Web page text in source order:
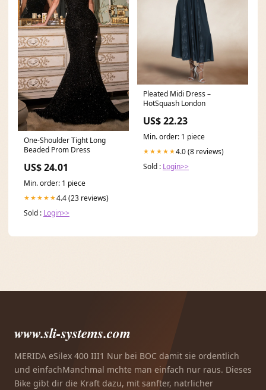
One-Shoulder Tight Long
Beaded Prom Dress
US$ 24.01
Min. order: 1 piece
★★★★★4.4 (23 reviews)
Sold : Login>>
Pleated Midi Dress –
HotSquash London
US$ 22.23
Min. order: 1 piece
★★★★★4.0 (8 reviews)
Sold : Login>>
www.sli-systems.com
MERIDA eSilex 400 III1 Nur bei BOC damit sie ordentlich
und einfachManchmal mchte man einfach nur raus. Dieses
Bike gibt dir die Kraft dazu, mit sanfter, natrlicher